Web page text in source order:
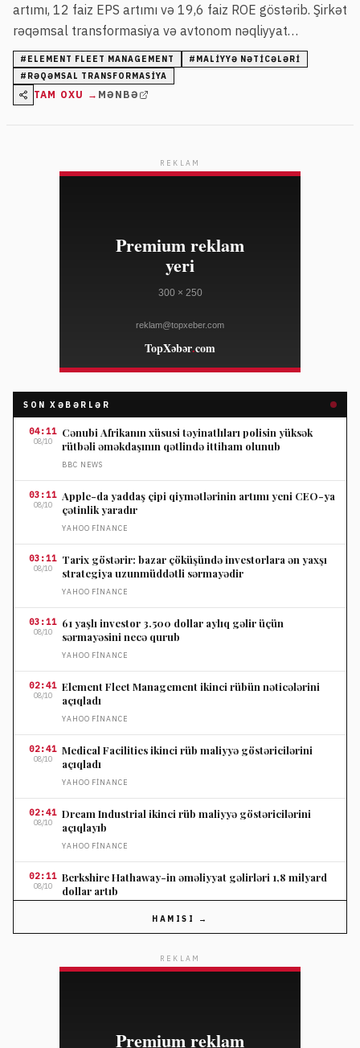
artımı, 12 faiz EPS artımı və 19,6 faiz ROE göstərib. Şirkət
rəqəmsal transformasiya və avtonom nəqliyyat
xidmətlərini genişləndirir.
# ELEMENT FLEET MANAGEMENT # MALIYYƏ NƏTICƏLƏRI
# RƏQƏMSAL TRANSFORMASIYA
TAM OXU → MƏNBƏ
REKLAM
SON XƏBƏRLƏR
04:11
08/10
Cənubi Afrikanın xüsusi təyinatlıları polisin yüksək
rütbəli əməkdaşının qətlində ittiham olunub
BBC NEWS
03:11
08/10
Apple-da yaddaş çipi qiymətlərinin artımı yeni CEO-ya
çətinlik yaradır
YAHOO FINANCE
03:11
08/10
Tarix göstərir: bazar çöküşündə investorlara ən yaxşı
strategiya uzunmüddətli sərmayədir
YAHOO FINANCE
03:11
08/10
61 yaşlı investor 3.500 dollar aylıq gəlir üçün
sərmayəsini necə qurub
YAHOO FINANCE
02:41
08/10
Element Fleet Management ikinci rübün nəticələrini
açıqladı
YAHOO FINANCE
02:41
08/10
Medical Facilities ikinci rüb maliyyə göstəricilərini
açıqladı
YAHOO FINANCE
02:41
08/10
Dream Industrial ikinci rüb maliyyə göstəricilərini
açıqlayıb
YAHOO FINANCE
02:11
08/10
Berkshire Hathaway-in əməliyyat gəlirləri 1,8 milyard
dollar artıb
YAHOO FINANCE
YAHOO FINANCE
HAMISI →
REKLAM